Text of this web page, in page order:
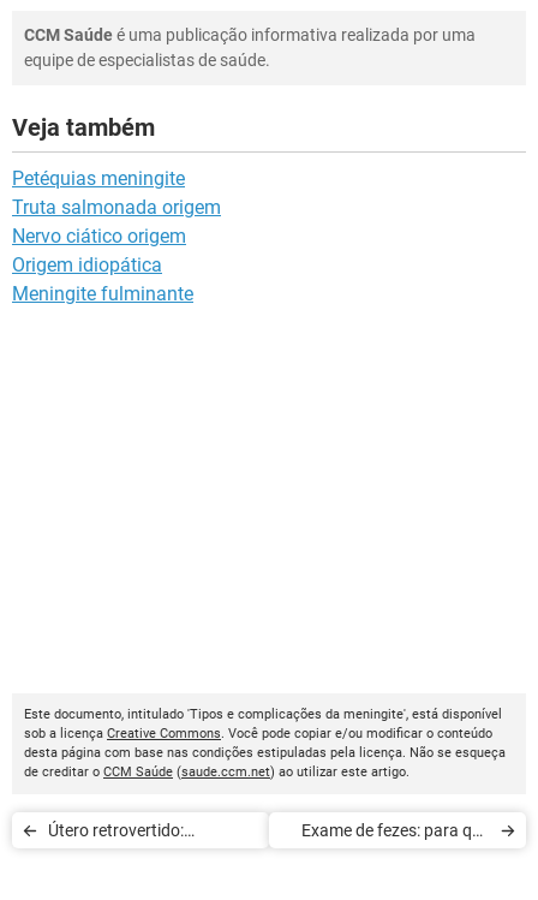
CCM Saúdeé uma publicação informativa realizada por uma
equipe de especialistas de saúde.
Veja também
Petéquias meningite
Truta salmonada origem
Nervo ciático origem
Origem idiopática
Meningite fulminante
Este documento, intitulado 'Tipos e complicações da meningite', está disponível
sob a licença Creative Commons. Você pode copiar e/ou modificar o conteúdo
desta página com base nas condições estipuladas pela licença. Não se esqueça
de creditar o CCM Saúde (saude.ccm.net) ao utilizar este artigo.
Útero retrovertido:
Exame de fezes: para que